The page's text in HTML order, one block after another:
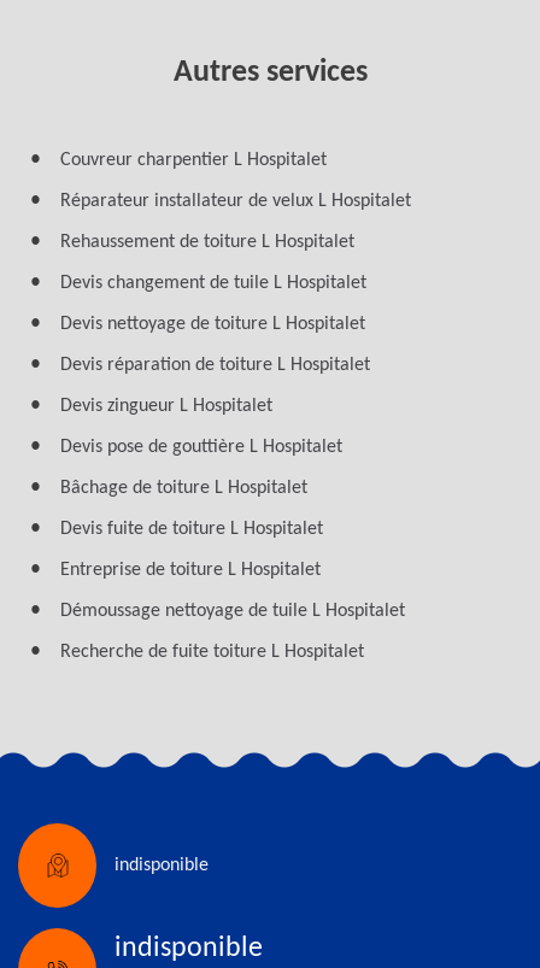
Autres services
Couvreur charpentier L Hospitalet
Réparateur installateur de velux L Hospitalet
Rehaussement de toiture L Hospitalet
Devis changement de tuile L Hospitalet
Devis nettoyage de toiture L Hospitalet
Devis réparation de toiture L Hospitalet
Devis zingueur L Hospitalet
Devis pose de gouttière L Hospitalet
Bâchage de toiture L Hospitalet
Devis fuite de toiture L Hospitalet
Entreprise de toiture L Hospitalet
Démoussage nettoyage de tuile L Hospitalet
Recherche de fuite toiture L Hospitalet
indisponible
indisponible